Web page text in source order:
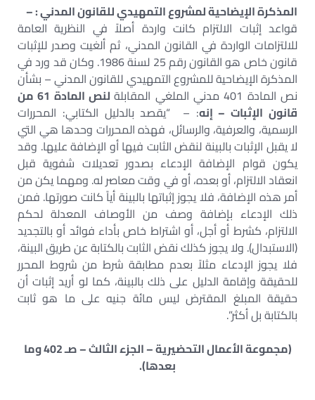
المذكرة الإيضاحية لمشروع التمهيدي للقانون المدني : –
قواعد إثبات الالتزام كانت واردة أصلاً في النظرية العامة
للالتزامات الواردة في القانون المدني، ثم ألغيت وصدر للإثبات
قانون خاص هو القانون رقم 25 لسنة 1986. وكان قد ورد في
المذكرة الإيضاحية للمشروع التمهيدي للقانون المدني – بشأن
نص المادة 401 مدني الملغي المقابلة
لنص المادة 61 من
قانون الإثبات – إنه: – “يقصد بالدليل الكتابي: المحررات
الرسمية، والعرفية، والرسائل، فهذه المحررات وحدها هي التي
لا يقبل الإثبات بالبينة لنقض الثابت فيها أو الإضافة عليها. وقد
يكون قوام الإضافة الإدعاء بصدور تعديلات شفوية قبل
انعقاد الالتزام، أو بعده، أو في وقت معاصر له. ومهما يكن من
أمر هذه الإضافة، فلا يجوز إثباتها بالبينة أياً كانت صورتها. فمن
ذلك الإدعاء بإضافة وصف من الأوصاف المعدلة لحكم
الالتزام، كشرط أو أجل، أو اشتراط خاص بأداء فوائد أو بالتجديد
(الاستبدال). ولا يجوز كذلك نقض الثابت بالكتابة عن طريق البينة،
فلا يجوز الإدعاء مثلاً بعدم مطابقة شرط من شروط المحرر
للحقيقة وإقامة الدليل على ذلك بالبينة، كما لو أريد إثبات أن
حقيقة المبلغ المقترض ليس مائة جنيه على ما هو ثابت
بالكتابة بل أكثر”.
(مجموعة الأعمال التحضيرية – الجزء الثالث – صـ 402 وما
بعدها).